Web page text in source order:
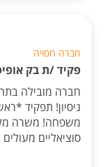
חברה חסויה
פקיד /ת בק
חברה מובילה
ניסיון! תפקיד
סוציאליים